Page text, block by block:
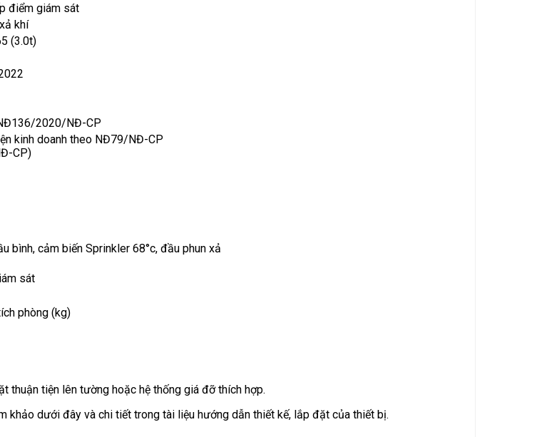
điểm giám sát
khí
(3.0t)
2020/NĐ-CP
kinh doanh theo NĐ79/NĐ-CP
CP)
bình, cảm biến Sprinkler 68°c, đầu phun xả
sát
phòng (kg)
thuận tiện lên tường hoặc hệ thống giá đỡ thích hợp.
khảo dưới đây và chi tiết trong tài liệu hướng dẫn thiết kế, lắp đặt của thiết bị.